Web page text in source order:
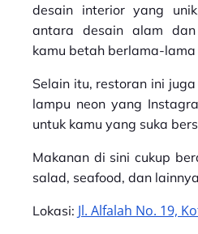
desain interior yang
antara desain alam
kamu betah berlama-lama
Selain itu, restoran ini
lampu neon yang
untuk kamu yang suka
Makanan di sini cukup
salad, seafood, dan
Lokasi: Jl. Alfalah No. 19,